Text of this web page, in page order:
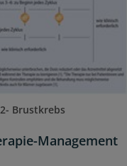
Brustkrebs
Management